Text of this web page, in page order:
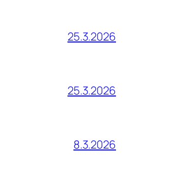
25.3.2026
25.3.2026
8.3.2026